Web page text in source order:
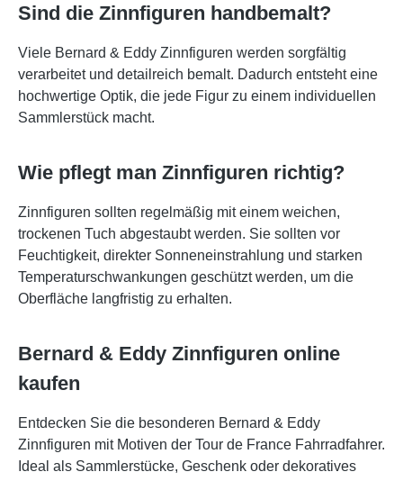
Sind die Zinnfiguren handbemalt?
Viele Bernard & Eddy Zinnfiguren werden sorgfältig
verarbeitet und detailreich bemalt. Dadurch entsteht eine
hochwertige Optik, die jede Figur zu einem individuellen
Sammlerstück macht.
Wie pflegt man Zinnfiguren richtig?
Zinnfiguren sollten regelmäßig mit einem weichen,
trockenen Tuch abgestaubt werden. Sie sollten vor
Feuchtigkeit, direkter Sonneneinstrahlung und starken
Temperaturschwankungen geschützt werden, um die
Oberfläche langfristig zu erhalten.
Bernard & Eddy Zinnfiguren online
kaufen
Entdecken Sie die besonderen Bernard & Eddy
Zinnfiguren mit Motiven der Tour de France Fahrradfahrer.
Ideal als Sammlerstücke, Geschenk oder dekoratives